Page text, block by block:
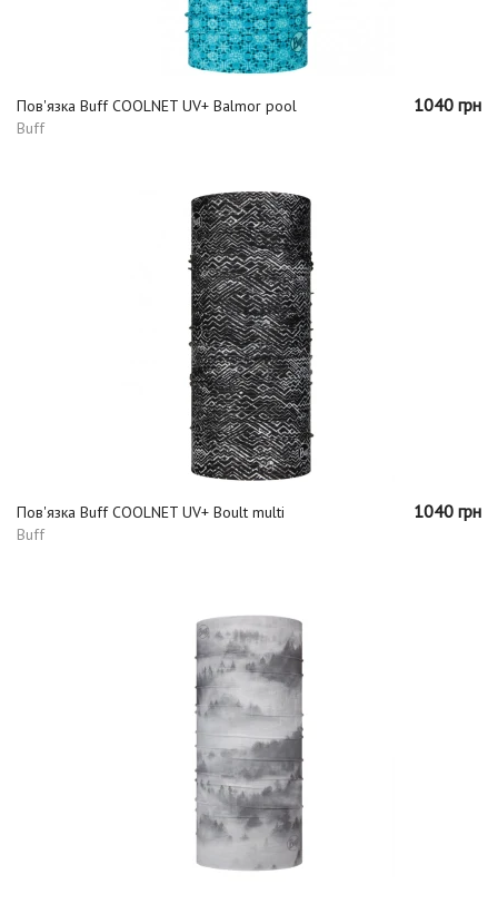
Пов'язка Buff COOLNET UV+ Balmor pool
Buff
1040 грн
Пов'язка Buff COOLNET UV+ Boult multi
Buff
1040 грн